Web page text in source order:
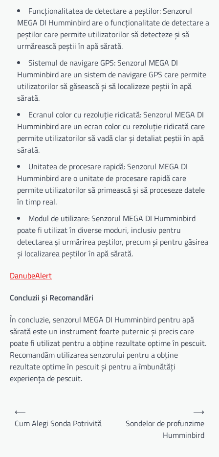
Funcționalitatea de detectare a peștilor: Senzorul
MEGA DI Humminbird are o funcționalitate de detectare a
peștilor care permite utilizatorilor să detecteze și să
urmărească peștii în apă sărată.
Sistemul de navigare GPS: Senzorul MEGA DI
Humminbird are un sistem de navigare GPS care permite
utilizatorilor să găsească și să localizeze peștii în apă
sărată.
Ecranul color cu rezoluție ridicată: Senzorul MEGA DI
Humminbird are un ecran color cu rezoluție ridicată care
permite utilizatorilor să vadă clar și detaliat peștii în apă
sărată.
Unitatea de procesare rapidă: Senzorul MEGA DI
Humminbird are o unitate de procesare rapidă care
permite utilizatorilor să primească și să proceseze datele
în timp real.
Modul de utilizare: Senzorul MEGA DI Humminbird
poate fi utilizat în diverse moduri, inclusiv pentru
detectarea și urmărirea peștilor, precum și pentru găsirea
și localizarea peștilor în apă sărată.
DanubeAlert
Concluzii și Recomandări
În concluzie, senzorul MEGA DI Humminbird pentru apă
sărată este un instrument foarte puternic și precis care
poate fi utilizat pentru a obține rezultate optime în pescuit.
Recomandăm utilizarea senzorului pentru a obține
rezultate optime în pescuit și pentru a îmbunătăți
experiența de pescuit.
Navigare
în
⟵
Cum Alegi Sonda Potrivită
Sondelor de profunzime
Humminbird
⟶